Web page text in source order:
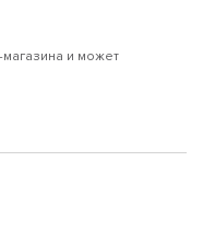
магазина и может